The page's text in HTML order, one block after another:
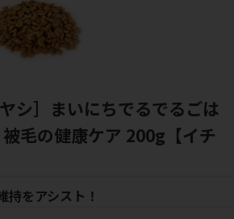
シ］まいにちでるでるごは
毛の健康ケア 200g【イチ
持をアシスト！